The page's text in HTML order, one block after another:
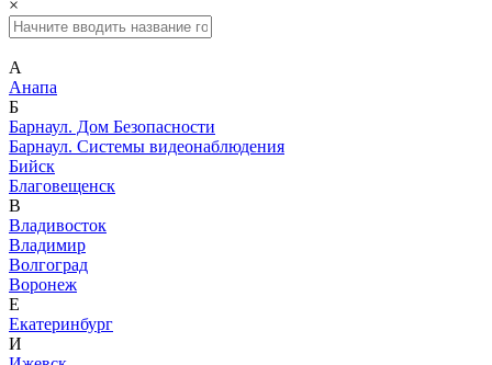
×
А
Анапа
Б
Барнаул. Дом Безопасности
Барнаул. Системы видеонаблюдения
Бийск
Благовещенск
В
Владивосток
Владимир
Волгоград
Воронеж
Е
Екатеринбург
И